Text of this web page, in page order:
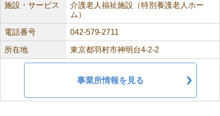
施設・サービス
介護老人福祉施設（特別養護老人ホー
ム）
電話番号 042-579-2711
所在地 東京都羽村市神明台4-2-2
事業所情報を見る